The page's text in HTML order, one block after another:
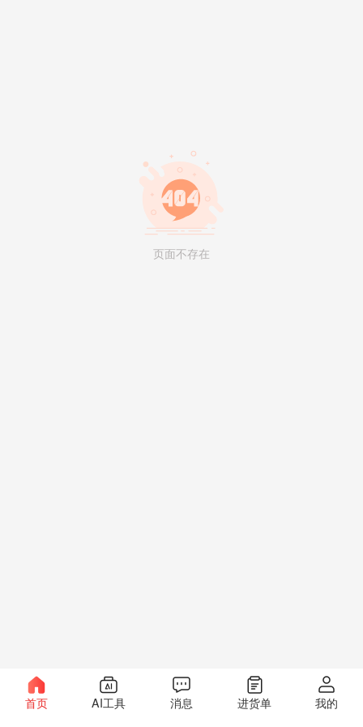
页面不存在
首页 AI工具 消息 进货单 我的